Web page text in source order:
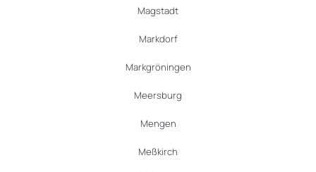
Magstadt
Markdorf
Markgröningen
Meersburg
Mengen
Meßkirch